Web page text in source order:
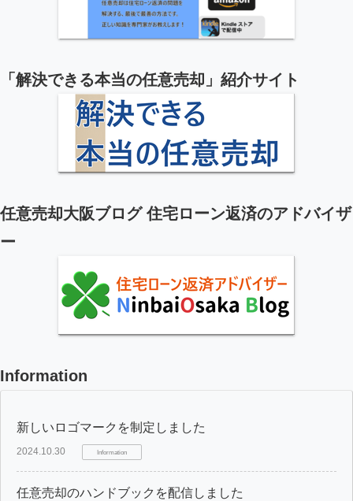
「解決できる本当の任意売却」紹介サイト
任意売却大阪ブログ 住宅ローン返済のアドバイザ
ー
Information
新しいロゴマークを制定しました
2024.10.30 Information
任意売却のハンドブックを配信しました